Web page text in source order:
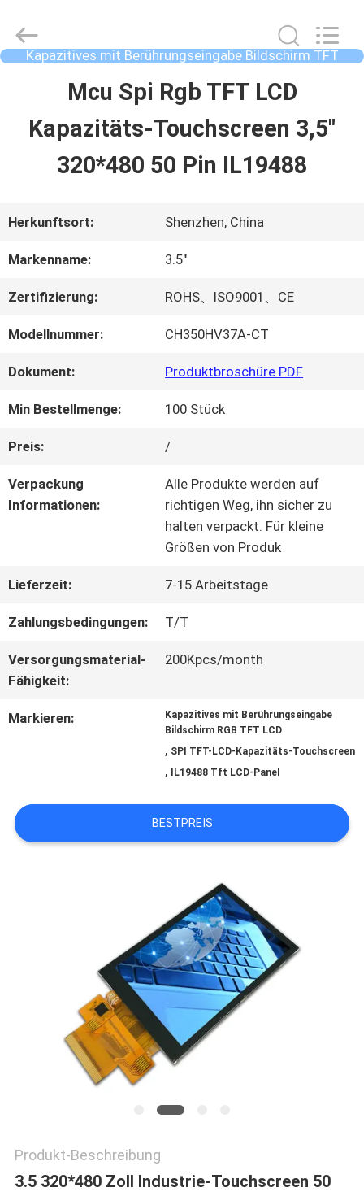
HAUSE
ÜBER
UNS
WERKSBESICHTIGUNG
QUALITÄTSKONTROLLE
MIT
EIN
ANGEBOT
PRIVACY
POLICY
ChengHao
Optoelectronic
Co.,
Reserved.
Kapazitives mit Berührungseingabe Bildschirm TFT
LCDs
Mcu Spi Rgb TFT LCD
Kapazitäts-Touchscreen 3,5"
320*480 50 Pin IL19488
Herkunftsort: Shenzhen, China
Markenname: 3.5"
Zertifizierung: ROHS、ISO9001、CE
Modellnummer: CH350HV37A-CT
Dokument: Produktbroschüre PDF
Min Bestellmenge: 100 Stück
Preis: /
Verpackung
Informationen:
Alle Produkte werden auf
richtigen Weg, ihn sicher zu
halten verpackt. Für kleine
Größen von Produk
Lieferzeit: 7-15 Arbeitstage
Zahlungsbedingungen: T/T
Versorgungsmaterial-
Fähigkeit:
200Kpcs/month
Markieren:
Kapazitives mit Berührungseingabe
Bildschirm RGB TFT LCD
, SPI TFT-LCD-Kapazitäts-Touchscreen
, IL19488 Tft LCD-Panel
BESTPREIS
Produkt-Beschreibung
3.5 320*480 Zoll Industrie-Touchscreen 50